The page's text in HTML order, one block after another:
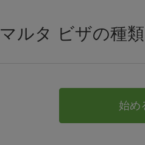
マルタ ビザの種類
始め